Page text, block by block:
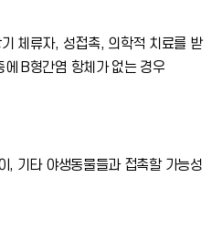
체류자, 성접촉, 의학적 치료를 받
B형간염 항체가 없는 경우
, 기타 야생동물들과 접촉할 가능성